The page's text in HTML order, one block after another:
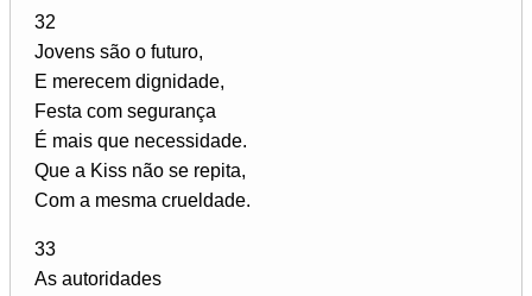
32
Jovens são o futuro,
E merecem dignidade,
Festa com segurança
É mais que necessidade.
Que a Kiss não se repita,
Com a mesma crueldade.
33
As autoridades